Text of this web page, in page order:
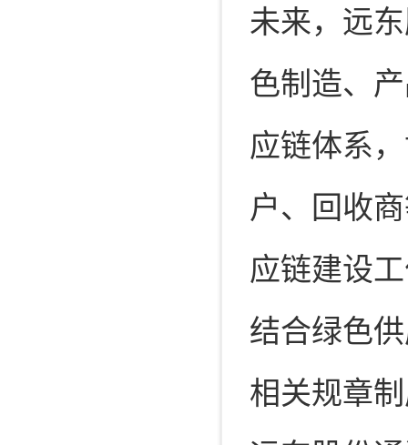
未来，远
色制造、
应链体系
户、回收
应链建设
结合绿色
相关规章